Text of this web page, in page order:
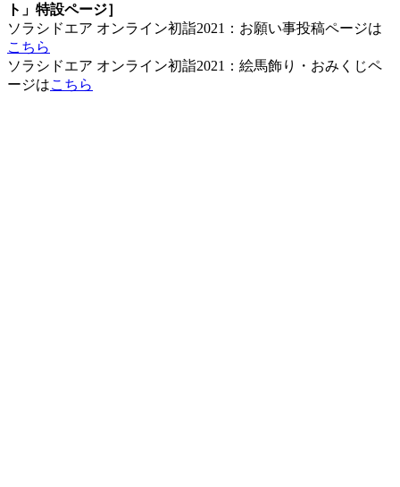
ト」特設ページ］
ソラシドエア オンライン初詣2021：お願い事投稿ページは
こちら
ソラシドエア オンライン初詣2021：絵馬飾り・おみくじペ
ージはこちら